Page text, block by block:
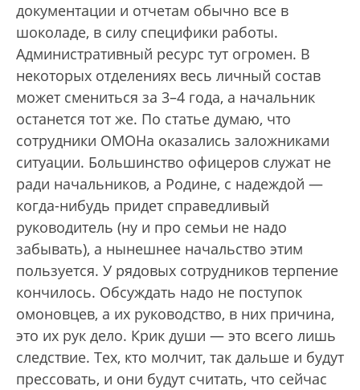
документации и отчетам обычно все в
шоколаде, в силу специфики работы.
Административный ресурс тут огромен. В
некоторых отделениях весь личный состав
может смениться за 3–4 года, а начальник
останется тот же. По статье думаю, что
сотрудники ОМОНа оказались заложниками
ситуации. Большинство офицеров служат не
ради начальников, а Родине, с надеждой —
когда-нибудь придет справедливый
руководитель (ну и про семьи не надо
забывать), а нынешнее начальство этим
пользуется. У рядовых сотрудников терпение
кончилось. Обсуждать надо не поступок
омоновцев, а их руководство, в них причина,
это их рук дело. Крик души — это всего лишь
следствие. Тех, кто молчит, так дальше и будут
прессовать, и они будут считать, что сейчас